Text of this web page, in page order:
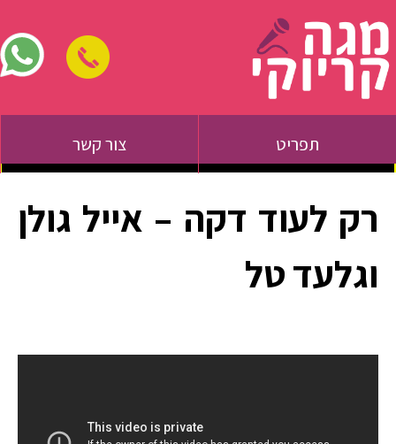
תפריט צור קשר
רק לעוד דקה – אייל גולן
וגלעד טל